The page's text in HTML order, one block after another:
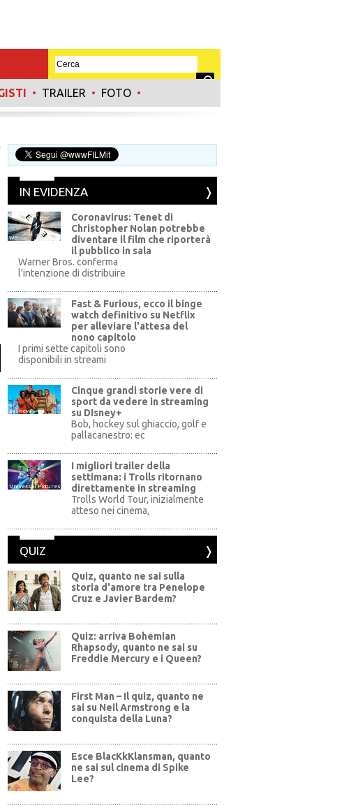
• TRAILER • FOTO •
IN EVIDENZA
WB
Coronavirus: Tenet di
Christopher Nolan potrebbe
diventare il film che riporterà
il pubblico in sala
Warner Bros. conferma
l'intenzione di distribuire
Fast & Furious, ecco il binge
watch definitivo su Netflix
per alleviare l'attesa del
nono capitolo
I primi sette capitoli sono
disponibili in streami
Disney+
Cinque grandi storie vere di
sport da vedere in streaming
su DIsney+
Bob, hockey sul ghiaccio, golf e
pallacanestro: ec
Universal Pictures
I migliori trailer della
settimana: i Trolls ritornano
direttamente in streaming
Trolls World Tour, inizialmente
atteso nei cinema,
QUIZ
Quiz, quanto ne sai sulla
storia d'amore tra Penelope
Cruz e Javier Bardem?
Quiz: arriva Bohemian
Rhapsody, quanto ne sai su
Freddie Mercury e i Queen?
First Man – Il quiz, quanto ne
sai su Neil Armstrong e la
conquista della Luna?
Esce BlacKkKlansman, quanto
ne sai sul cinema di Spike
Lee?